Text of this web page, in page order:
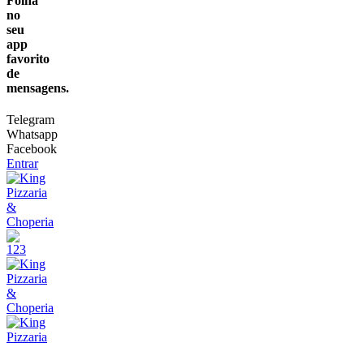
no
seu
app
favorito
de
mensagens.
Telegram
Whatsapp
Facebook
Entrar